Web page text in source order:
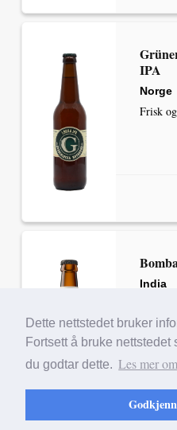
Dette nettstedet bruker
Fortsett å bruke nettstedet
du godtar dette. Les mer
Godkjenn
IPA
Norge
Frisk
India
toner